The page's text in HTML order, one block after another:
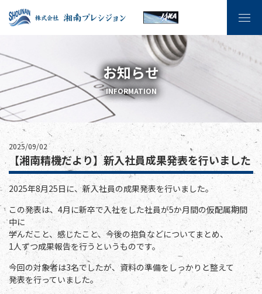
お知らせ
INFORMATION
2025/09/02
【湘南精機だより】新入社員成果発表を行いました
2025年8月25日に、新入社員の成果発表を行いました。
この発表は、4月に新卒で入社をした社員が5か月間の仮配属期間
中に
学んだこと、感じたこと、今後の抱負などについてまとめ、
1人ずつ成果報告を行うというものです。
今回の対象者は3名でしたが、資料の準備をしっかりと整えて
発表を行っていました。